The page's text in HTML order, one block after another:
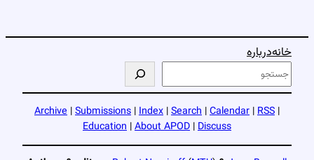
خانهدرباره
ج
س
و
Archive |Submissions |Index |Search |Calendar |RSS |
Education |About APOD |Discuss